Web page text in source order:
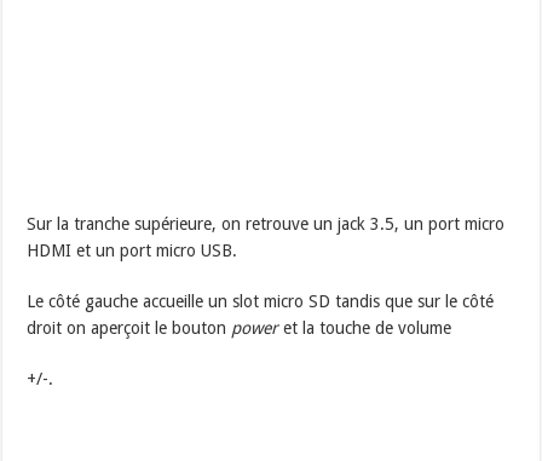
Sur la tranche supérieure, on retrouve un jack 3.5, un port micro
HDMI et un port micro USB.
Le côté gauche accueille un slot micro SD tandis que sur le côté
droit on aperçoit le bouton poweret la touche de volume
+/-.